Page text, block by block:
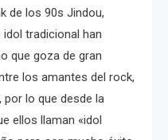
de los 90s Jindou,
tradicional han
que goza de gran
los amantes del rock,
, por lo que desde la
ellos llaman «idol